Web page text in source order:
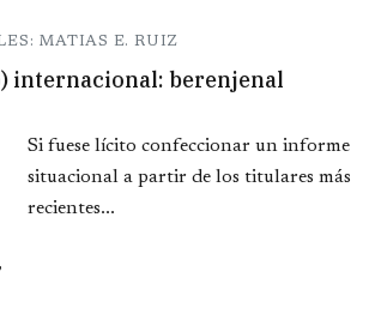
MATIAS E. RUIZ
internacional: berenjenal
Si fuese lícito confeccionar un informe
situacional a partir de los titulares más
recientes...